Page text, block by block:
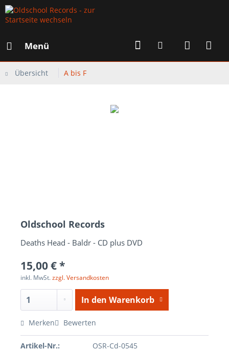
Menü
Übersicht A bis F
Oldschool Records
Deaths Head - Baldr - CD plus DVD
15,00 € *
inkl. MwSt.zzgl. Versandkosten
In den Warenkorb
Merken Bewerten
Artikel-Nr.: OSR-Cd-0545